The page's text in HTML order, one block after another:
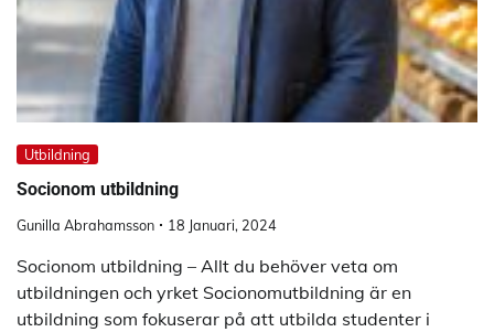
Utbildning
Socionom utbildning
Gunilla Abrahamsson 18 Januari, 2024
Socionom utbildning – Allt du behöver veta om
utbildningen och yrket Socionomutbildning är en
utbildning som fokuserar på att utbilda studenter i